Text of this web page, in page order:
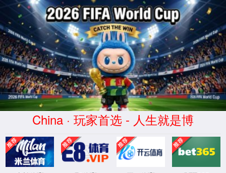
中国·304永利集团(股份)
有限公司官网
404